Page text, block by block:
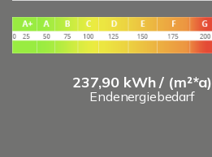
237,90 kWh / (m²*a)
Endenergiebedarf